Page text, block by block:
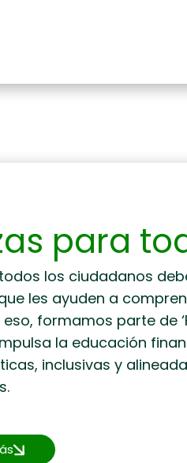
para
los ciudadanos
les ayuden a
formamos parte de
la educación
inclusivas y